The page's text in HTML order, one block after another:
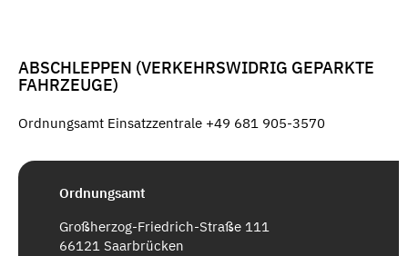
ABSCHLEPPEN (VERKEHRSWIDRIG GEPARKTE
FAHRZEUGE)
Ordnungsamt Einsatzzentrale +49 681 905-3570
Ordnungsamt
Großherzog-Friedrich-Straße 111
66121 Saarbrücken